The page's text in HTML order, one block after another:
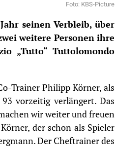
Foto: KBS-Picture
seinen Verbleib, über
weitere Personen ihre
„Tutto“ Tuttolomondo
Trainer Philipp Körner, als
vorzeitig verlängert. Das
wir weiter und freuen
der schon als Spieler
Der Cheftrainer des